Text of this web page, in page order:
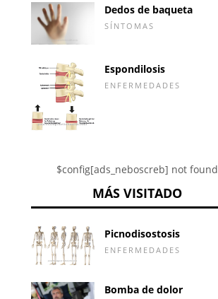
Dedos de baqueta
SÍNTOMAS
Espondilosis
ENFERMEDADES
$config[ads_neboscreb] not found
MÁS VISITADO
Picnodisostosis
ENFERMEDADES
Bomba de dolor